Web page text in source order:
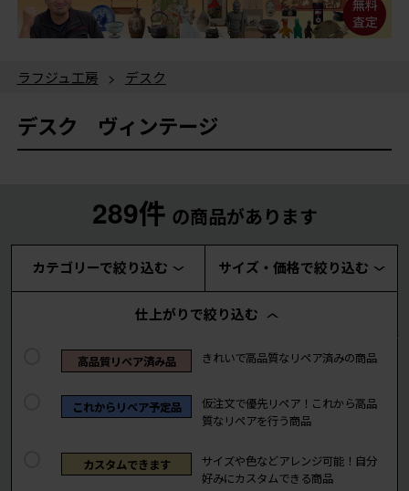
ラフジュ工房 > デスク
デスク ヴィンテージ
289件 の商品があります
カテゴリーで絞り込む サイズ・価格で絞り込む
仕上がりで絞り込む
高品質リペア済み品 きれいで高品質なリペア済みの商品
これからリペア予定品
仮注文で優先リペア！これから高品
質なリペアを行う商品
カスタムできます
サイズや色などアレンジ可能！自分
好みにカスタムできる商品